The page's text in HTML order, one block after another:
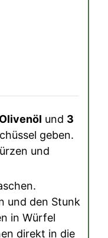
und 3
geben.
und
und den Stunk
in Würfel
direkt in die